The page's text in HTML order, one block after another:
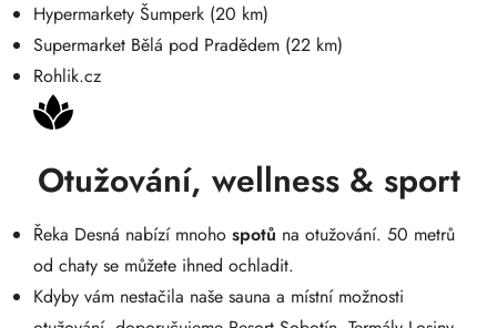
Hypermarkety Šumperk (20 km)
Supermarket Bělá pod Pradědem (22 km)
Rohlik.cz
Otužování, wellness & sport
Řeka Desná nabízí mnoho spotů na otužování. 50 metrů
od chaty se můžete ihned ochladit.
Kdyby vám nestačila naše sauna a místní možnosti